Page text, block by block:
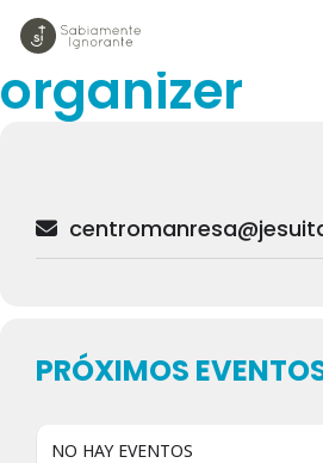
Events by this
organizer
PRÓXIMOS
NO HAY EVENTOS